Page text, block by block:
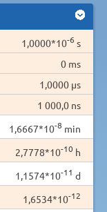
1,0000*10-6 s
0 ms
1,0000 µs
1 000,0 ns
1,6667*10-8 min
2,7778*10-10 h
1,1574*10-11 d
1,6534*10-12